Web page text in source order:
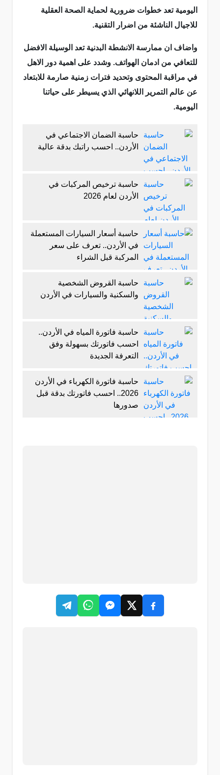
اليومية تعد خطوات ضرورية لحماية الصحة العقلية
للاجيال الناشئة من اضرار التقنية.
واضاف ان ممارسة الانشطة البدنية تعد الوسيلة الافضل
للتعافي من ادمان الهواتف. وشدد على اهمية دور الاهل
في مراقبة المحتوى وتحديد فترات زمنية صارمة للابتعاد
عن عالم التمرير اللانهائي الذي يسيطر على حياتنا
اليومية.
حاسبة الضمان الاجتماعي في
الأردن.. احسب راتبك بدقة عالية
حاسبة ترخيص المركبات في
الأردن لعام 2026
حاسبة أسعار السيارات المستعملة
في الأردن.. تعرف على سعر
المركبة قبل الشراء
حاسبة القروض الشخصية
والسكنية والسيارات في الأردن
حاسبة فاتورة المياه في الأردن..
احسب فاتورتك بسهولة وفق
التعرفة الجديدة
حاسبة فاتورة الكهرباء في الأردن
2026.. احسب فاتورتك بدقة قبل
صدورها